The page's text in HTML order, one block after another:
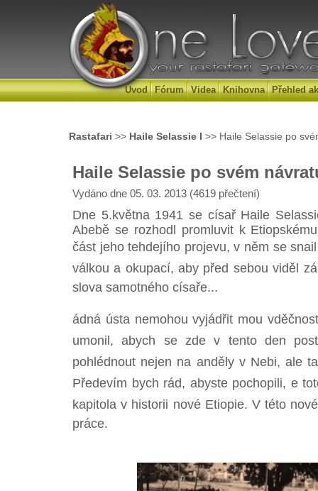
Úvod Fórum Videa Knihovna Přehled
Rastafari >> Haile Selassie I >> Haile Selassie po
Haile Selassie po svém
Vydáno dne 05. 03. 2013 (4619 přečtení)
Dne 5.května 1941 se císař Haile
Abebě se rozhodl promluvit k
část jeho tehdejího projevu, v něm se
válkou a okupací, aby před sebou viděl
slova samotného císaře...
ádná ústa nemohou vyjádřit mou
umonil, abych se zde v tento den
pohlédnout nejen na anděly v Nebi, ale
Předevím bych rád, abyste pochopili, e
kapitola v historii nové Etiopie. V této
práce.